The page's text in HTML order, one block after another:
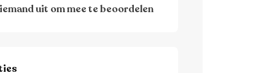
uit om mee te beoordelen